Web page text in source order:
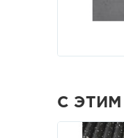
С